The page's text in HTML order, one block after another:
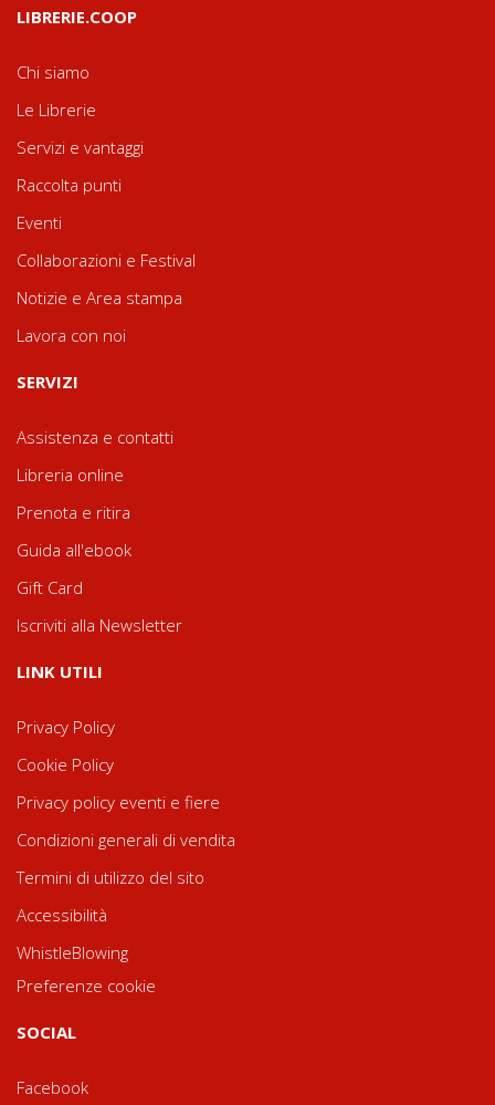
LIBRERIE.COOP
Chi siamo
Le Librerie
Servizi e vantaggi
Raccolta punti
Eventi
Collaborazioni e Festival
Notizie e Area stampa
Lavora con noi
SERVIZI
Assistenza e contatti
Libreria online
Prenota e ritira
Guida all'ebook
Gift Card
Iscriviti alla Newsletter
LINK UTILI
Privacy Policy
Cookie Policy
Privacy policy eventi e fiere
Condizioni generali di vendita
Termini di utilizzo del sito
Accessibilità
WhistleBlowing
Preferenze cookie
SOCIAL
Facebook